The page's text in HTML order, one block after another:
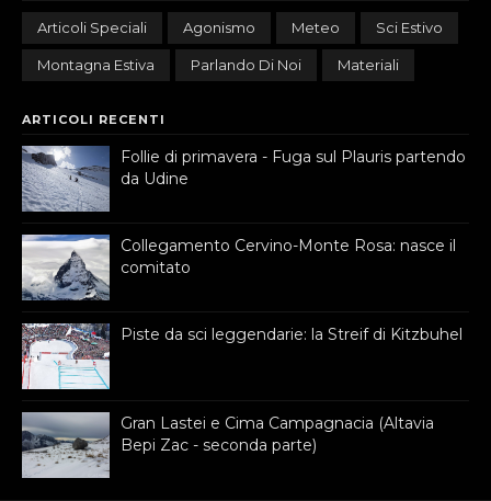
Articoli Speciali Agonismo Meteo Sci Estivo
Montagna Estiva Parlando Di Noi Materiali
ARTICOLI RECENTI
Follie di primavera - Fuga sul Plauris partendo
da Udine
Collegamento Cervino-Monte Rosa: nasce il
comitato
Piste da sci leggendarie: la Streif di Kitzbuhel
Gran Lastei e Cima Campagnacia (Altavia
Bepi Zac - seconda parte)